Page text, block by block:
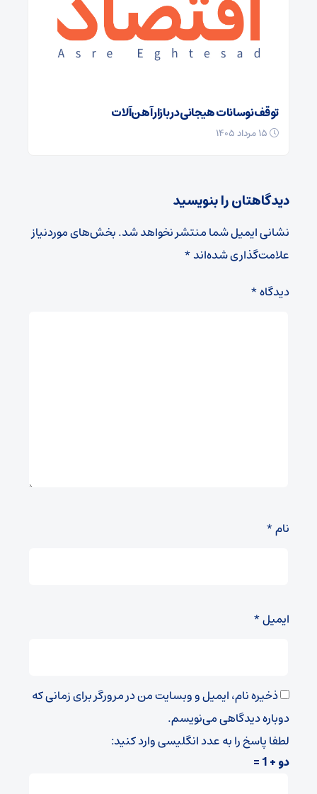
توقف نوسانات هیجانی در بازار آهن‌آلات
دیدگاهتان را بنویسید
نشانی ایمیل شما منتشر نخواهد شد.بخش‌های موردنیاز
علامت‌گذاری شده‌اند*
دیدگاه*
نام*
ایمیل*
ذخیره نام، ایمیل و وبسایت من در مرورگر برای زمانی که
دوباره دیدگاهی می‌نویسم.
لطفا پاسخ را به عدد انگلیسی وارد کنید:
دو + 1 =